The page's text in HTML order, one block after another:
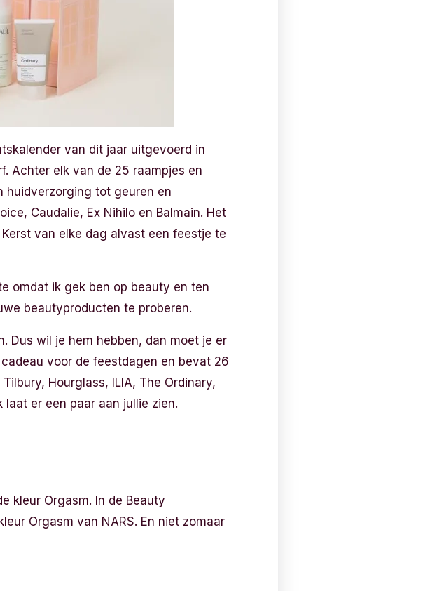
van dit jaar uitgevoerd in
Achter elk van de 25 raampjes en
huidverzorging tot geuren en
Caudalie, Ex Nihilo en Balmain. Het
van elke dag alvast een feestje te
omdat ik gek ben op beauty en ten
beautyproducten te proberen.
Dus wil je hem hebben, dan moet je er
voor de feestdagen en bevat 26
Hourglass, ILIA, The Ordinary,
laat er een paar aan jullie zien.
kleur Orgasm. In de Beauty
Orgasm van NARS. En niet zomaar